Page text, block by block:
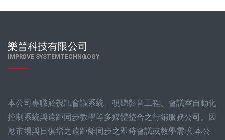
本公司專職於視訊會議系統、視聽影音工程、會議室自動化
控制系統與遠距同步教學等多媒體整合之行銷服務公司。因
應市場與日俱增之遠距離同步之即時會議或教學需求,本公